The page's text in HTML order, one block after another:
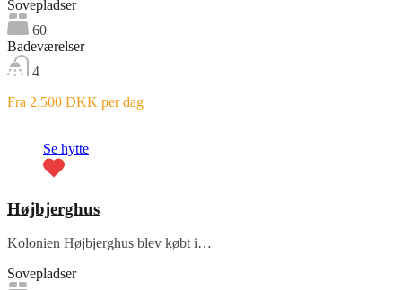
Sovepladser
60
Badeværelser
4
Fra 2.500 DKK per dag
Se hytte
Højbjerghus
Kolonien Højbjerghus blev købt i…
Sovepladser